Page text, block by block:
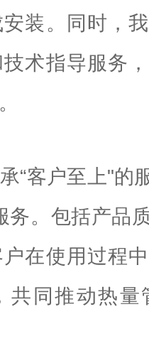
装。同时，
术指导服务
“客户至上"的
务。包括产品
在使用过程
共同推动热